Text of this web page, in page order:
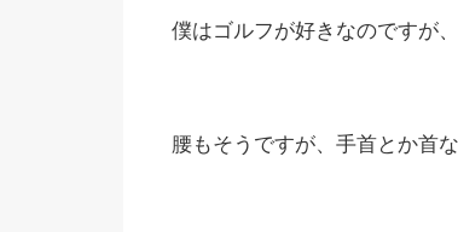
僕はゴルフが好きなのですが
腰もそうですが、手首とか首